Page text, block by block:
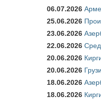
06.07.2026
25.06.2026
23.06.2026
22.06.2026
20.06.2026
20.06.2026
18.06.2026
18.06.2026